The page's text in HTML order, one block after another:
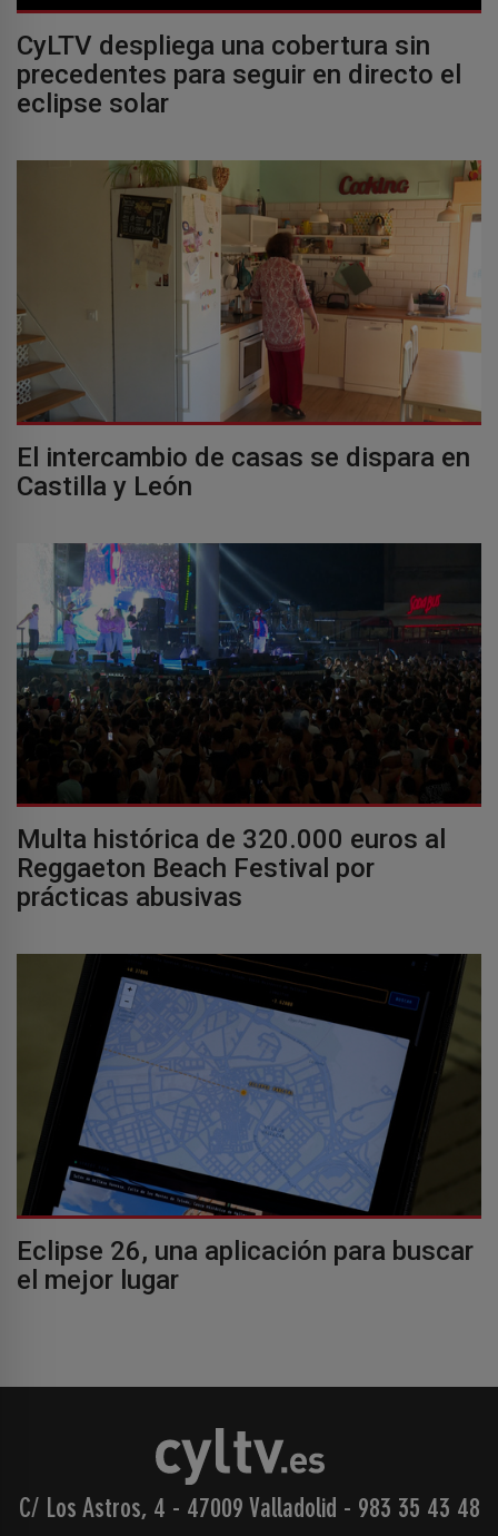
CyLTV despliega una cobertura sin
precedentes para seguir en directo el
eclipse solar
El intercambio de casas se dispara en
Castilla y León
Multa histórica de 320.000 euros al
Reggaeton Beach Festival por
prácticas abusivas
Eclipse 26, una aplicación para buscar
el mejor lugar
C/ Los Astros, 4 - 47009 Valladolid - 983 35 43 48